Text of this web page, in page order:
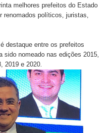
melhores prefeitos do Estado
renomados políticos, juristas,
destaque entre os prefeitos
sido nomeado nas edições 2015,
2019 e 2020.